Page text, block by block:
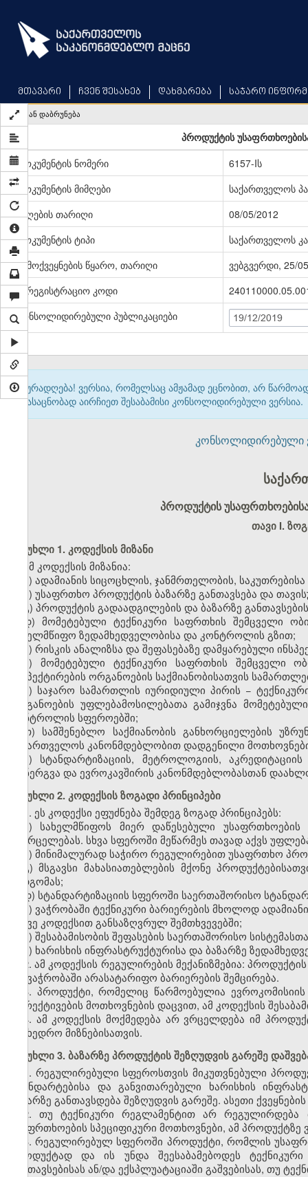
main
content
მთავარი ჩვენ შესახებ დახმარება საჯარო
უკან დაბრუნება
პროდუქტის
დოკუმენტის ნომერი
6157-Iს
დოკუმენტის მიმღები
საქართველოს
მიღების თარიღი
08/05/2012
დოკუმენტის ტიპი
საქართველოს
გამოქვეყნების წყარო, თარიღი
ვებგვერდი, 25/
სარეგისტრაციო კოდი
კონსოლიდირებული პუბლიკაციები
19/12/2019
ყურადღება! ვერსია, რომელსაც ამჟამად ეცნობით, არ
გასაცნობად აირჩიეთ შესაბამისი კონსოლიდირებული ვერსია.
კონსოლიდირებული
პროდუქტის
თავი I.
მუხლი 1. კოდექსის მიზანი
ამ კოდექსის მიზანია:
ა) ადამიანის სიცოცხლის, ჯანმრთელობის,
ბ) უსაფრთხო პროდუქტის ბაზარზე განთავსება და
გ) პროდუქტის გადაადგილების და ბაზარზე
დ) მომეტებული ტექნიკური საფრთხის შემცველი
სახელმწიფო ზედამხედველობისა და კონტროლის გზით;
ე) რისკის ანალიზსა და შეფასებაზე დამყარებული
ვ) მომეტებული ტექნიკური საფრთხის შემცველი
ინსპექტირების ორგანოების საქმიანობისათვის
ზ) საჯარო სამართლის იურიდიული პირის −
ორგანოების უფლებამოსილებათა გამიჯვნა
კონტროლის სფეროებში;
თ) სამშენებლო საქმიანობის განხორციელების
საქართველოს კანონმდებლობით დადგენილი
ი) სტანდარტიზაციის, მეტროლოგიის,
დანერგვა და ევროკავშირის კანონმდებლობასთან
მუხლი 2. კოდექსის ზოგადი პრინციპები
1. ეს კოდექსი ეფუძნება შემდეგ ზოგად პრინციპებს:
ა) სახელმწიფოს მიერ დაწესებული
გავრცელებას. სხვა სფეროში მეწარმეს თავად აქვს
ბ) მინიმალურად საჭირო რეგულირებით უსაფრთხო
გ) მსგავსი მახასიათებლების მქონე
მიდგომას;
დ) სტანდარტიზაციის სფეროში საერთაშორისო
ე) ვაჭრობაში ტექნიკური ბარიერების მხოლოდ
ავე კოდექსით განსაზღვრულ შემთხვევებში;
ვ) შესაბამისობის შეფასების საერთაშორისო
ზ) ხარისხის ინფრასტრუქტურისა და ბაზარზე
2. ამ კოდექსის რეგულირების მექანიზმებია:
და ვაჭრობაში არასატარიფო ბარიერების შემცირება.
3. პროდუქტი, რომელიც წარმოებულია
დირექტივების მოთხოვნების დაცვით, ამ კოდექსის
4. ამ კოდექსის მოქმედება არ ვრცელდება იმ
სამხედრო მიზნებისათვის.
მუხლი 3. ბაზარზე პროდუქტის შეზღუდვის გარეშე
1. რეგულირებული სფეროსთვის მიკუთვნებული
სტანდარტებისა და განვითარებული ხარისხის
ბაზარზე განთავსდება შეზღუდვის გარეშე. ასეთი
2. თუ ტექნიკური რეგლამენტით არ რეგულირდება
უსაფრთხოების სპეციფიკური მოთხოვნები, ამ
3. რეგულირებულ სფეროში პროდუქტი, რომლის
პროდუქტად და ის უნდა შეესაბამებოდეს
განთავსებისას ან/და ექსპლუატაციაში გაშვებისას, თუ